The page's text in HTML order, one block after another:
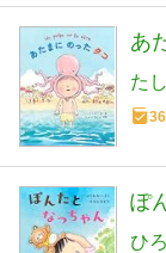
あ
た
36
ぽ
ひ